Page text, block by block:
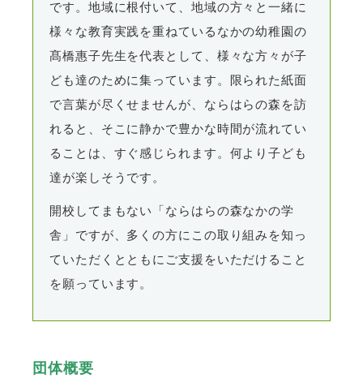
です。地域に根付いて、地域の方々と一緒に
様々な教育実践を重ねているなかの幼稚園の
髙橋惠子先生を代表として、様々な方々が子
ども達のために集っています。限られた紙面
で言葉が尽くせませんが、ならはらの森を訪
れると、そこに静かで豊かな時間が流れてい
ることは、すぐ感じられます。何より子ども
達が楽しそうです。
開校してまもない「ならはらの森なかの学
舎」ですが、多くの方にこの取り組みを知っ
ていただくとともにご支援をいただけること
を願っています。
団体概要